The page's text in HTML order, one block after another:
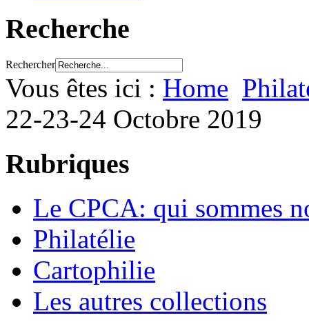
Recherche
Rechercher
Vous êtes ici : Home
22-23-24 Octobre 2019
Rubriques
Le CPCA: qui sommes
Philatélie
Cartophilie
Les autres collections